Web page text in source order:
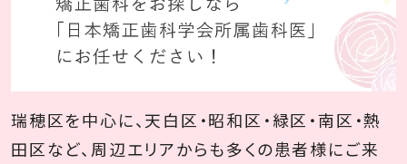
瑞穂区を中心に、天白区・昭和区・緑区・南区・熱
田区など、周辺エリアからも多くの患者様にご来